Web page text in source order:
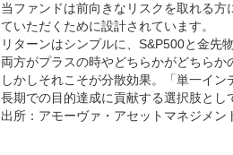
当ファンドは前向きなリスクを取れる
ていただくために設計されています。
リターンはシンプルに、S&P500と金先
両方がプラスの時やどちらかがどちらか
しかしそれこそが分散効果。「単一イ
長期での目的達成に貢献する選択肢とし
出所：アモーヴァ・アセットマネジメン